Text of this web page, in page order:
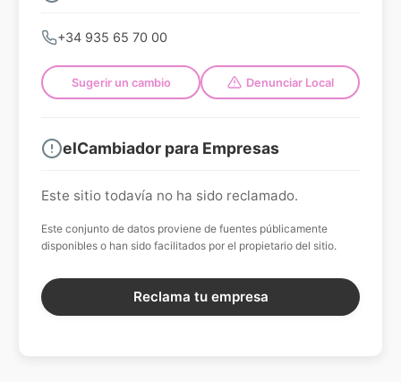
+34 935 65 70 00
Sugerir un cambio Denunciar Local
elCambiador para Empresas
Este sitio todavía no ha sido reclamado.
Este conjunto de datos proviene de fuentes públicamente
disponibles o han sido facilitados por el propietario del sitio.
Reclama tu empresa